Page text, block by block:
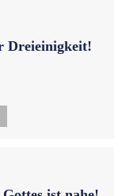
Dreieinigkeit!